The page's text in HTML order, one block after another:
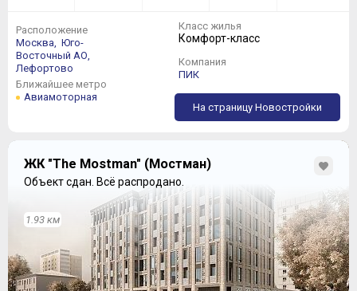
Расположение
Москва, Юго-
Восточный АО,
Лефортово
Ближайшее метро
Авиамоторная
Класс жилья
Комфорт-класс
Компания
ПИК
На страницу Новостройки
ЖК "The Mostman" (Мостман)
Объект сдан. Всё распродано.
1.93 км